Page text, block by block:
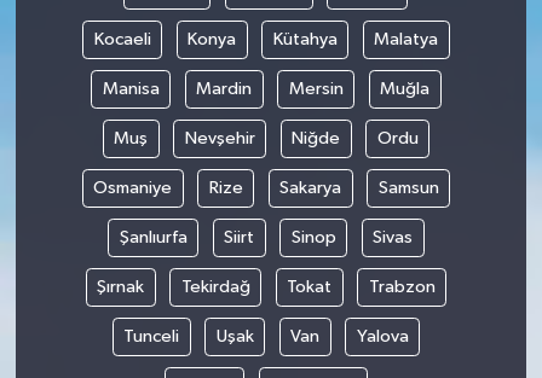
Kocaeli Konya Kütahya Malatya
Manisa Mardin Mersin Muğla
Muş Nevşehir Niğde Ordu
Osmaniye Rize Sakarya Samsun
Şanlıurfa Siirt Sinop Sivas
Şırnak Tekirdağ Tokat Trabzon
Tunceli Uşak Van Yalova